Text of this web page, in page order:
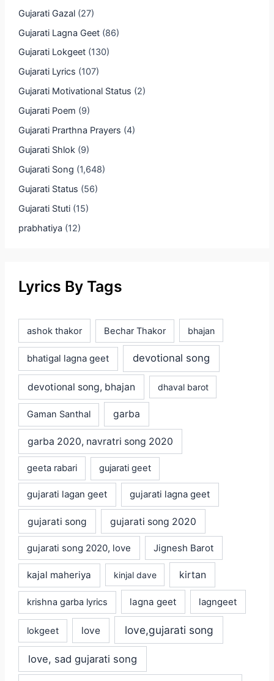
Gujarati Gazal(27)
Gujarati Lagna Geet(86)
Gujarati Lokgeet(130)
Gujarati Lyrics (107)
Gujarati Motivational Status (2)
Gujarati Poem (9)
Gujarati Prarthna Prayers (4)
Gujarati Shlok(9)
Gujarati Song (1,648)
Gujarati Status (56)
Gujarati Stuti(15)
prabhatiya (12)
Lyrics By Tags
ashok thakor Bechar Thakor bhajan
bhatigal lagna geet devotional song
devotional song, bhajan dhaval barot
Gaman Santhal garba
garba 2020, navratri song 2020
geeta rabari gujarati geet
gujarati lagan geet gujarati lagna geet
gujarati song gujarati song 2020
gujarati song 2020, love Jignesh Barot
kajal maheriya kinjal dave kirtan
krishna garba lyrics lagna geet lagngeet
lokgeet love love,gujarati song
love, sad gujarati song